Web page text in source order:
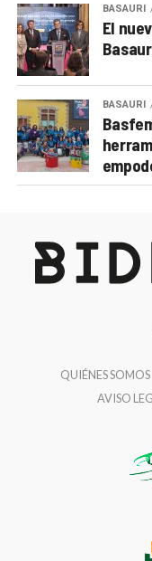
BASAURI
El
BASAURI
QUIÉNES SOMOS
AVISO